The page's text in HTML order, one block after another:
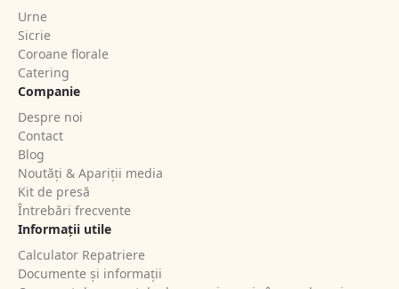
Urne
Sicrie
Coroane florale
Catering
Companie
Despre noi
Contact
Blog
Noutăți & Apariții media
Kit de presă
Întrebări frecvente
Informații utile
Calculator Repatriere
Documente și informații